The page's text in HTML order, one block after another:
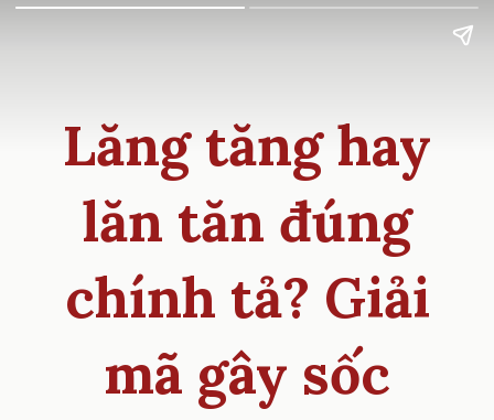
Lăng tăng hay
lăn tăn đúng
chính tả? Giải
mã gây sốc